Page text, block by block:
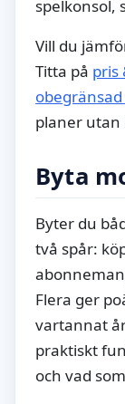
spelkonsol,
Vill du
Titta på pris
planer utan
Byta
Byter du
två spår:
Flera ger
vartannat
praktiskt
och vad